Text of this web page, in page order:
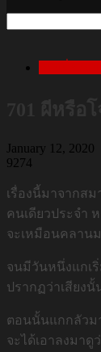
January 12, 2020
9274
เรื่องนี้มาจากส
คนเดียวประจำ
จะเหมือนคลาน
จนมีวันหนึ่งแกเ
ปรากฏว่าเสียง
ตอนนั้นแกกลัวม
จะได้เอาลงมา